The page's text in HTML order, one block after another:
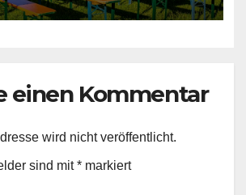
einen Kommentar
wird nicht veröffentlicht.
sind mit* markiert